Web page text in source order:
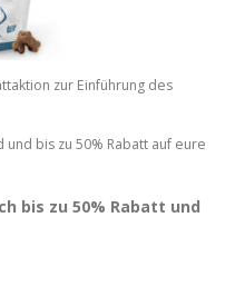
zur Einführung des
bis zu 50% Rabatt auf eure
bis zu 50% Rabatt und